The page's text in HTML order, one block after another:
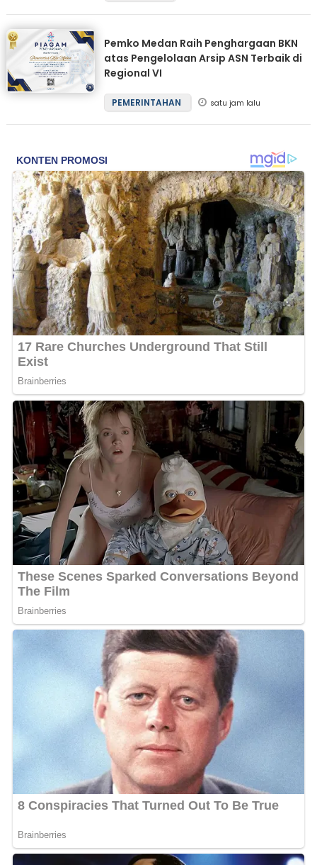
Pemko Medan Raih Penghargaan BKN
atas Pengelolaan Arsip ASN Terbaik di
Regional VI
PEMERINTAHAN satu jam lalu